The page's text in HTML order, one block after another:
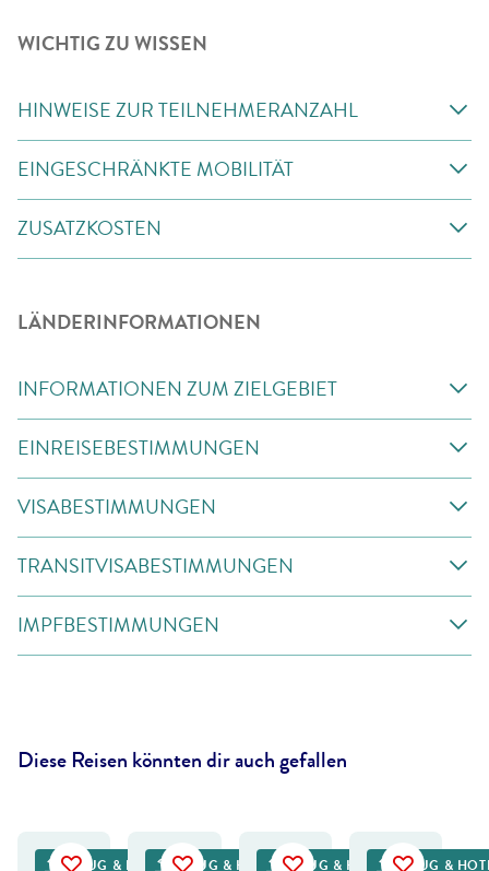
WICHTIG ZU WISSEN
HINWEISE ZUR TEILNEHMERANZAHL
EINGESCHRÄNKTE MOBILITÄT
ZUSATZKOSTEN
LÄNDERINFORMATIONEN
INFORMATIONEN ZUM ZIELGEBIET
EINREISEBESTIMMUNGEN
VISABESTIMMUNGEN
TRANSITVISABESTIMMUNGEN
IMPFBESTIMMUNGEN
Diese Reisen könnten dir auch gefallen
FLUG & HOTEL
FLUG & HOTEL
FLUG & HOTEL
FLUG &